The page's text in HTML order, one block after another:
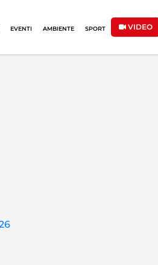
EVENTI AMBIENTE SPORT VIDEO